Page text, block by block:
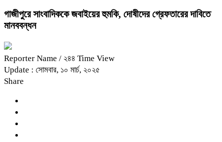
গাজীপুরে সাংবাদিককে জবাইয়ের হুমকি, দোষীদের গ্রেফতারের দাবিতে
মানববন্ধন
Reporter Name / ২৪৪ Time View
Update : সোমবার, ১০ মার্চ, ২০২৫
Share